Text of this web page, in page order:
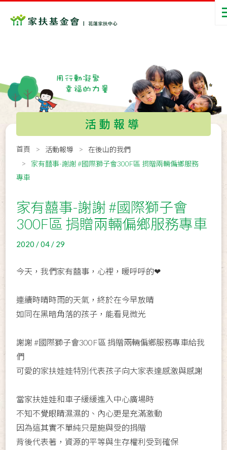
活動報導
首頁 活動報導
在後山的我們
家有囍事-謝謝 #國際獅子會300F區 捐贈兩輛偏鄉服務
專車
家有囍事-謝謝 #國際獅子會
300F區 捐贈兩輛偏鄉服務專車
2020 / 04 / 29
今天，我們家有囍事，心裡，暖呼呼的❤
連續時晴時雨的天氣，終於在今早放晴
如同在黑暗角落的孩子，能看見微光
謝謝#國際獅子會300F區 捐贈兩輛偏鄉服務專車給我
們
可愛的家扶娃娃特別代表孩子向大家表達感激與感謝
當家扶娃娃和車子緩緩進入中心廣場時
不知不覺眼睛濕濕的、內心更是充滿激動
因為這其實不單純只是施與受的捐贈
背後代表著，資源的平等與生存權利受到確保